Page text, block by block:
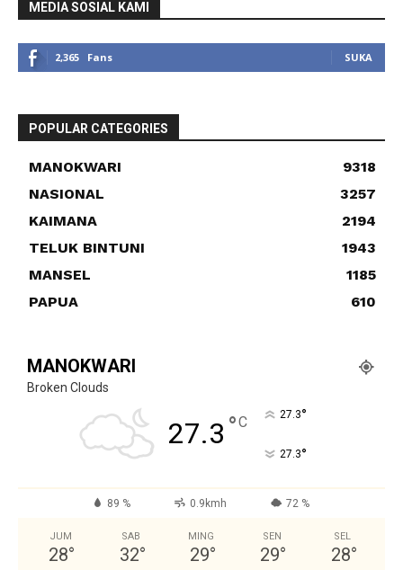
MEDIA SOSIAL KAMI
2,365 Fans SUKA
POPULAR CATEGORIES
MANOKWARI
9318
NASIONAL
3257
KAIMANA
2194
TELUK BINTUNI
1943
MANSEL
1185
PAPUA
610
MANOKWARI
Broken Clouds
27.3 °C 27.3°
27.3°
89 % 0.9kmh 72 %
JUM
28°
SAB
32°
MING
29°
SEN
29°
SEL
28°